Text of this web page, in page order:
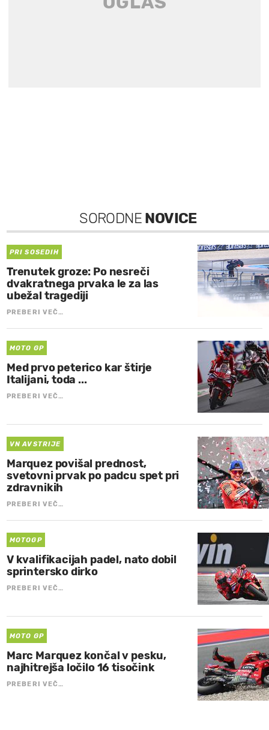
SORODNE NOVICE
PRI SOSEDIH
Trenutek groze: Po nesreči
dvakratnega prvaka le za las
ubežal tragediji
PREBERI VEČ…
MOTO GP
Med prvo peterico kar štirje
Italijani, toda ...
PREBERI VEČ…
VN AVSTRIJE
Marquez povišal prednost,
svetovni prvak po padcu spet pri
zdravnikih
PREBERI VEČ…
MOTOGP
V kvalifikacijah padel, nato dobil
sprintersko dirko
PREBERI VEČ…
MOTO GP
Marc Marquez končal v pesku,
najhitrejša ločilo 16 tisočink
PREBERI VEČ…